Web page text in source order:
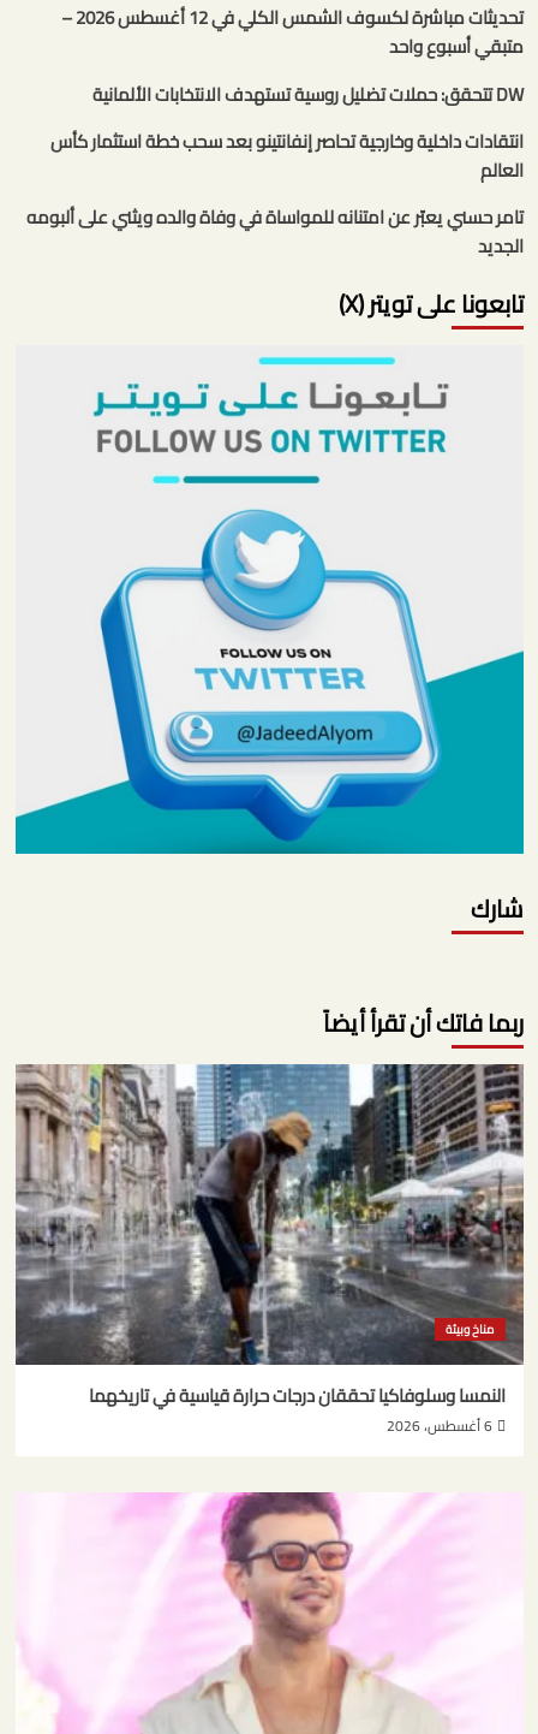
تحديثات مباشرة لكسوف الشمس الكلي في 12 أغسطس 2026 –
متبقي أسبوع واحد
DW تتحقق: حملات تضليل روسية تستهدف الانتخابات الألمانية
انتقادات داخلية وخارجية تحاصر إنفانتينو بعد سحب خطة استثمار كأس
العالم
تامر حسني يعبّر عن امتنانه للمواساة في وفاة والده ويثني على ألبومه
الجديد
تابعونا على تويتر (X)
شارك
ربما فاتك أن تقرأ أيضاً
مناخ وبيئة
النمسا وسلوفاكيا تحققان درجات حرارة قياسية في تاريخهما
6 أغسطس، 2026